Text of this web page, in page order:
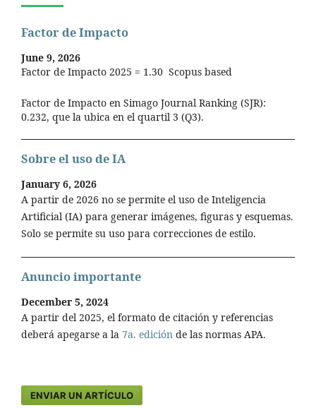
Factor de Impacto
June 9, 2026
Factor de Impacto 2025 = 1.30 Scopus based
Factor de Impacto en Simago Journal Ranking (SJR):
0.232, que la ubica en el quartil 3 (Q3).
Sobre el uso de IA
January 6, 2026
A partir de 2026 no se permite el uso de Inteligencia
Artificial (IA) para generar imágenes, figuras y esquemas.
Solo se permite su uso para correcciones de estilo.
Anuncio importante
December 5, 2024
A partir del 2025, el formato de citación y referencias
deberá apegarse a la 7a. edición de las normas APA.
ENVIAR UN ARTÍCULO